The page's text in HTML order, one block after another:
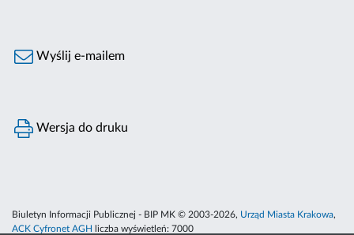
Wyślij e-mailem
Wersja do druku
Biuletyn Informacji Publicznej - BIP MK © 2003-2026, Urząd Miasta Krakowa,
ACK Cyfronet AGH
liczba wyświetleń: 7000